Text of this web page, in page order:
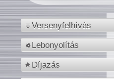
Versenyfelhívás
Lebonyolítás
Díjazás